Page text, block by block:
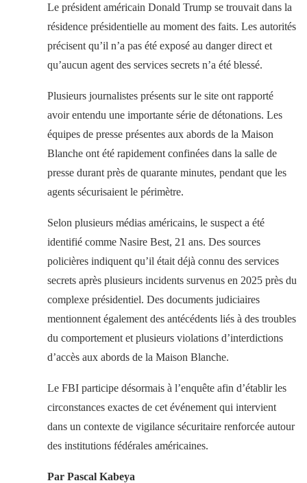
Le président américain Donald Trump se trouvait dans la
résidence présidentielle au moment des faits. Les autorités
précisent qu’il n’a pas été exposé au danger direct et
qu’aucun agent des services secrets n’a été blessé.
Plusieurs journalistes présents sur le site ont rapporté
avoir entendu une importante série de détonations. Les
équipes de presse présentes aux abords de la Maison
Blanche ont été rapidement confinées dans la salle de
presse durant près de quarante minutes, pendant que les
agents sécurisaient le périmètre.
Selon plusieurs médias américains, le suspect a été
identifié comme Nasire Best, 21 ans. Des sources
policières indiquent qu’il était déjà connu des services
secrets après plusieurs incidents survenus en 2025 près du
complexe présidentiel. Des documents judiciaires
mentionnent également des antécédents liés à des troubles
du comportement et plusieurs violations d’interdictions
d’accès aux abords de la Maison Blanche.
Le FBI participe désormais à l’enquête afin d’établir les
circonstances exactes de cet événement qui intervient
dans un contexte de vigilance sécuritaire renforcée autour
des institutions fédérales américaines.
Par Pascal Kabeya